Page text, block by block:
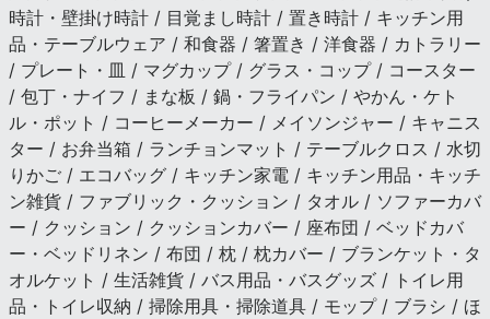
時計・壁掛け時計 / 目覚まし時計 / 置き時計 / キッチン用
品・テーブルウェア / 和食器 / 箸置き / 洋食器 / カトラリー
/ プレート・皿 / マグカップ / グラス・コップ / コースター
/ 包丁・ナイフ / まな板 / 鍋・フライパン / やかん・ケト
ル・ポット / コーヒーメーカー / メイソンジャー / キャニス
ター / お弁当箱 / ランチョンマット / テーブルクロス / 水切
りかご / エコバッグ / キッチン家電 / キッチン用品・キッチ
ン雑貨 / ファブリック・クッション / タオル / ソファーカバ
ー / クッション / クッションカバー / 座布団 / ベッドカバ
ー・ベッドリネン / 布団 / 枕 / 枕カバー / ブランケット・タ
オルケット / 生活雑貨 / バス用品・バスグッズ / トイレ用
品・トイレ収納 / 掃除用具・掃除道具 / モップ / ブラシ / ほ